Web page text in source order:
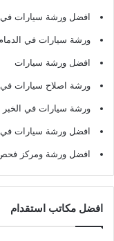
افضل ورشة سيارات في
ورشة سيارات في
افضل ورشة سيارات
ورشة اصلاح سيارات في
ورشة سيارات في الخبر
افضل ورشة سيارات في
افضل ورشة ومركز فحص
افضل مكاتب استقدام